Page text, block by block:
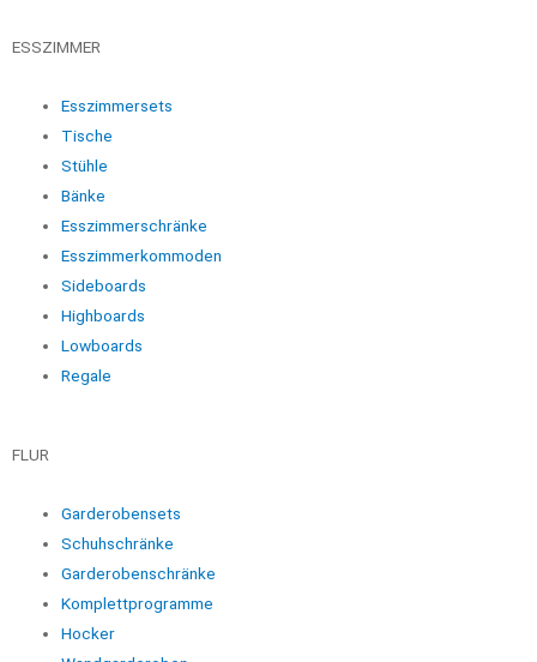
ESSZIMMER
Esszimmersets
Tische
Stühle
Bänke
Esszimmerschränke
Esszimmerkommoden
Sideboards
Highboards
Lowboards
Regale
FLUR
Garderobensets
Schuhschränke
Garderobenschränke
Komplettprogramme
Hocker